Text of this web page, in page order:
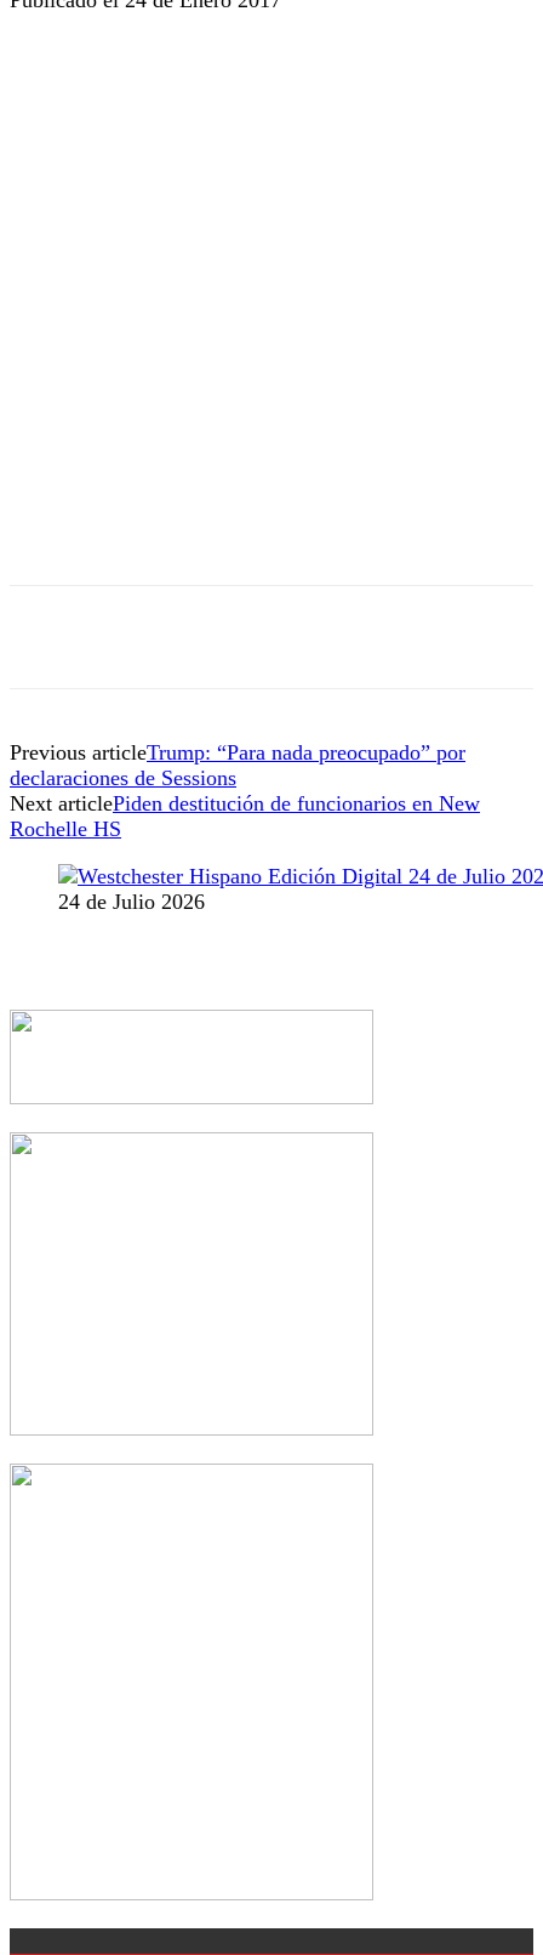
Previous articleTrump: “Para nada preocupado” por
declaraciones de Sessions
Next articlePiden destitución de funcionarios en New
Rochelle HS
24 de Julio 2026